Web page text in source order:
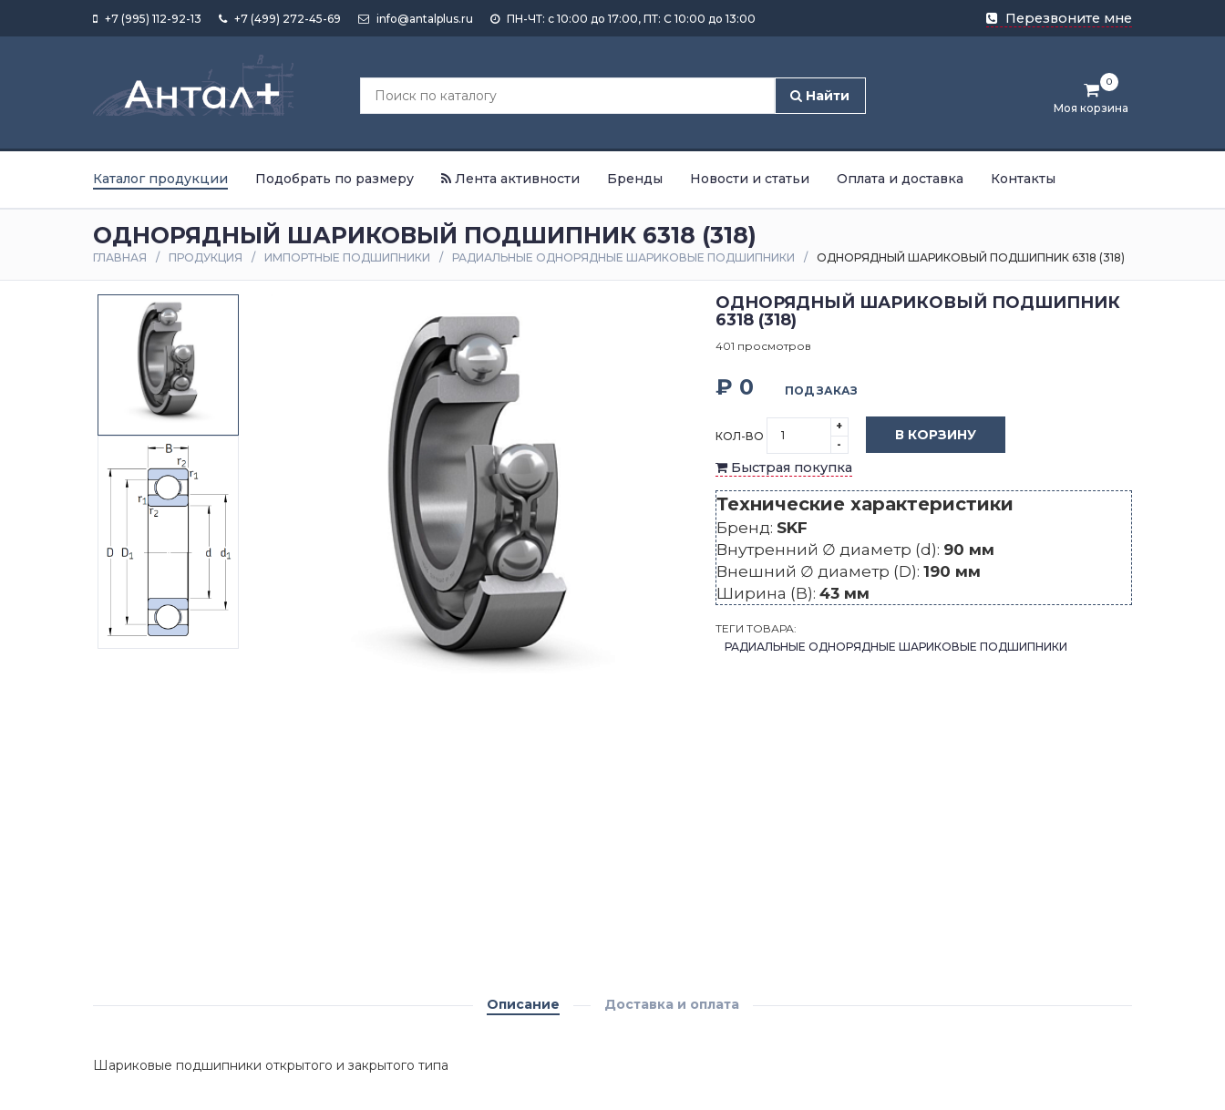
+7 (995) 112-92-13 +7 (499) 272-45-69 info@antalplus.ru ПН-ЧТ: с 10:00 до 17:00, ПТ: С 10:00 до 13:00 Перезвоните мне
Найти
Моя корзина
0
Каталог продукции Подобрать по размеру Лента активности Бренды Новости и статьи Оплата и доставка Контакты
ОДНОРЯДНЫЙ ШАРИКОВЫЙ ПОДШИПНИК 6318 (318)
ГЛАВНАЯ ПРОДУКЦИЯ ИМПОРТНЫЕ ПОДШИПНИКИ РАДИАЛЬНЫЕ ОДНОРЯДНЫЕ ШАРИКОВЫЕ ПОДШИПНИКИ ОДНОРЯДНЫЙ ШАРИКОВЫЙ ПОДШИПНИК 6318 (318)
ОДНОРЯДНЫЙ ШАРИКОВЫЙ ПОДШИПНИК
6318 (318)
401 просмотров
₽ 0 ПОД ЗАКАЗ
КОЛ-ВО
+
-
В КОРЗИНУ
Быстрая покупка
Технические характеристики
Бренд: SKF
Внутренний ∅ диаметр (d): 90 мм
Внешний ∅ диаметр (D): 190 мм
Ширина (B): 43 мм
ТЕГИ ТОВАРА:
РАДИАЛЬНЫЕ ОДНОРЯДНЫЕ ШАРИКОВЫЕ ПОДШИПНИКИ
Описание Доставка и оплата
Шариковые подшипники открытого и закрытого типа